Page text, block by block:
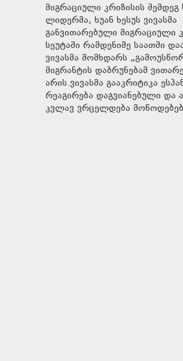
მიგრაციული კრიზისის
ლიდერმა, ხუან ხესუს
განვითარებული მიგრაციული
სეუტაში რამდენიმე საათში
ვივასმა მომხდარს
მიგრანტის დაბრუნებამ
არის.ვივასმა გააკრიტიკა
რეაგირება დაგვიანებული და
კვლავ ვრცელდება